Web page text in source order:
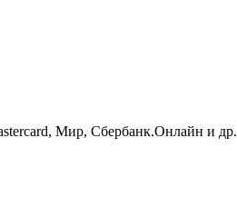
Мир, Сбербанк.Онлайн и др.